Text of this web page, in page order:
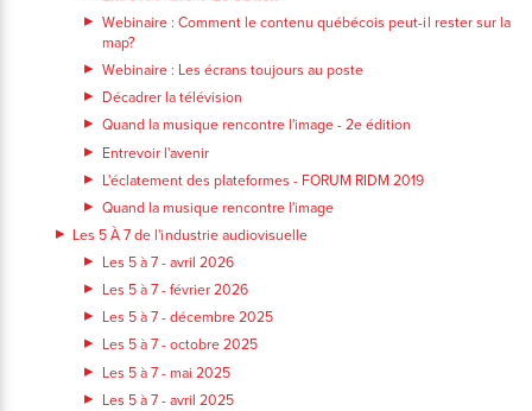
Webinaire : Comment le contenu québécois peut-il rester sur la
map?
Webinaire : Les écrans toujours au poste
Décadrer la télévision
Quand la musique rencontre l'image - 2e édition
Entrevoir l'avenir
L'éclatement des plateformes - FORUM RIDM 2019
Quand la musique rencontre l'image
Les 5 À 7 de l'industrie audiovisuelle
Les 5 à 7 - avril 2026
Les 5 à 7 - février 2026
Les 5 à 7 - décembre 2025
Les 5 à 7 - octobre 2025
Les 5 à 7 - mai 2025
Les 5 à 7 - avril 2025